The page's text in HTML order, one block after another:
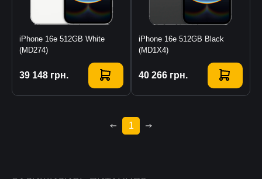
iPhone 16e 512GB White
(MD274)
39 148 грн.
Купити
iPhone 16e 512GB Black
(MD1X4)
40 266 грн.
Купити
1